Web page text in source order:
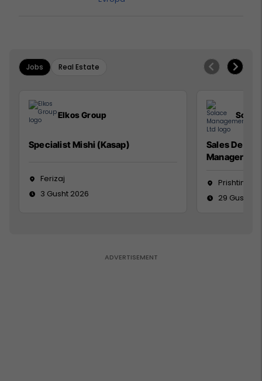
Jobs Real Estate
Elkos Group
Specialist Mishi (Kasap)
Ferizaj
3 Gusht 2026
Sales
Manager
Prishtinë
29 Gusht